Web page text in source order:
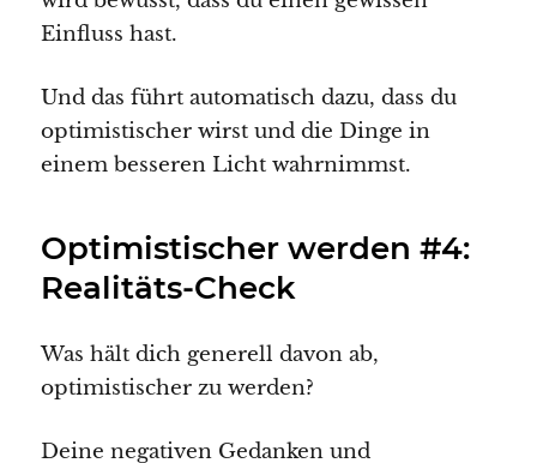
Einfluss hast.
Und das führt automatisch dazu, dass du
optimistischer wirst und die Dinge in
einem besseren Licht wahrnimmst.
Optimistischer werden #4:
Realitäts-Check
Was hält dich generell davon ab,
optimistischer zu werden?
Deine negativen Gedanken und